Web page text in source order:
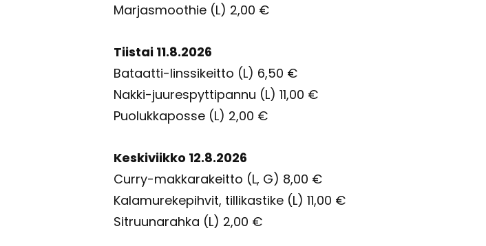
Mar­jas­moot­hie (L) 2,00 €
Tiis­tai 11.8.2026
Bataatti-​linssikeitto (L) 6,50 €
Nakki-​juurespyttipannu (L) 11,00 €
Puo­luk­ka­pos­se (L) 2,00 €
Kes­ki­viik­ko 12.8.2026
Curry-​makkarakeitto (L, G) 8,00 €
Ka­la­mu­re­ke­pih­vit, til­li­kas­ti­ke (L) 11,00 €
Sit­ruu­na­rah­ka (L) 2,00 €